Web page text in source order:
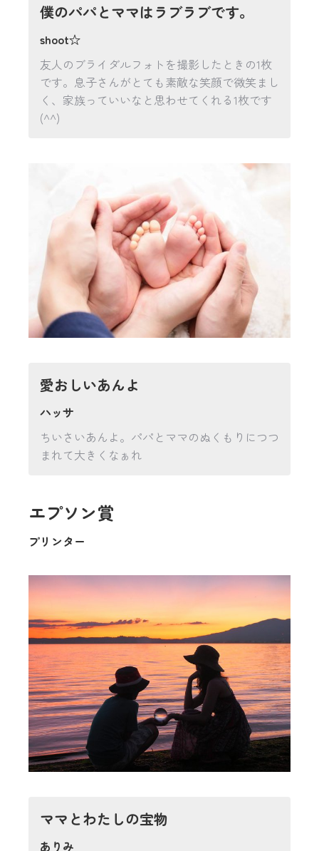
僕のパパとママはラブラブです。
shoot☆
友人のブライダルフォトを撮影したときの1枚
です。息子さんがとても素敵な笑顔で微笑まし
く、家族っていいなと思わせてくれる1枚です
(^^)
愛おしいあんよ
ハッサ
ちいさいあんよ。パパとママのぬくもりにつつ
まれて大きくなぁれ
エプソン賞
プリンター
ママとわたしの宝物
ありみ